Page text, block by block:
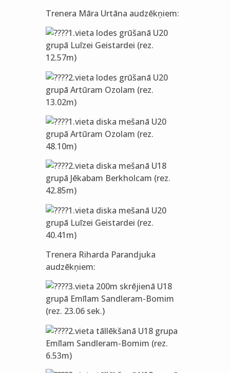
Trenera Māra Urtāna audzēkņiem:
1.vieta lodes grūšanā U20
grupā Luīzei Geistardei (rez.
12.57m)
2.vieta lodes grūšanā U20
grupā Artūram Ozolam (rez.
13.02m)
1.vieta diska mešanā U20
grupā Artūram Ozolam (rez.
48.10m)
2.vieta diska mešanā U18
grupā Jēkabam Berkholcam (rez.
42.85m)
1.vieta diska mešanā U20
grupā Luīzei Geistardei (rez.
40.41m)
Trenera Riharda Parandjuka
audzēkņiem:
3.vieta 200m skrējienā U18
grupā Emīlam Sandleram-Bomim
(rez. 23.06 sek.)
2.vieta tāllēkšanā U18 grupa
Emīlam Sandleram-Bomim (rez.
6.53m)